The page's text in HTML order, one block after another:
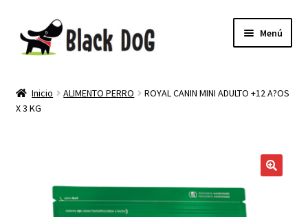
Menú
TIENDA
NEWSLETTER
Inicio ALIMENTO PERRO
ROYAL CANIN MINI ADULTO +12 A?OS
X 3 KG